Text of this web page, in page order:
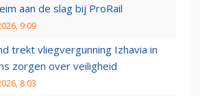
aan de slag bij ProRail
9:09
trekt vliegvergunning Izhavia in
zorgen over veiligheid
8:03